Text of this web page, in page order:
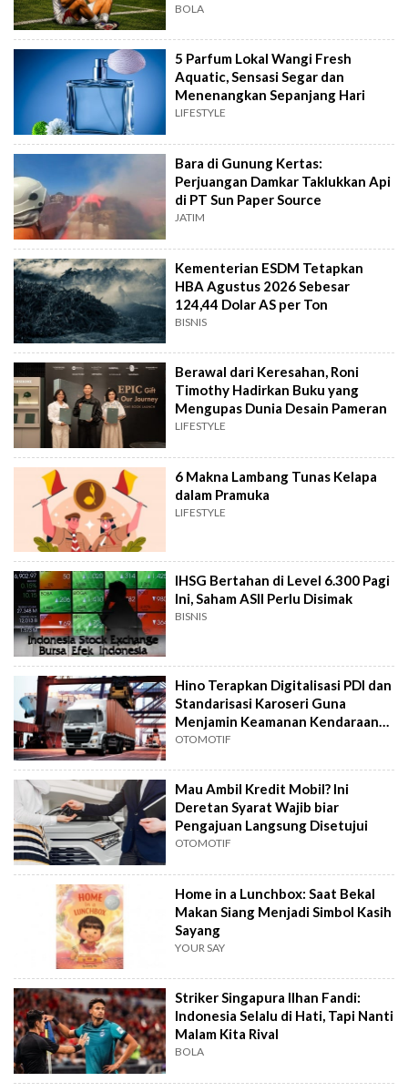
BOLA
5 Parfum Lokal Wangi Fresh
Aquatic, Sensasi Segar dan
Menenangkan Sepanjang Hari
LIFESTYLE
Bara di Gunung Kertas:
Perjuangan Damkar Taklukkan Api
di PT Sun Paper Source
JATIM
Kementerian ESDM Tetapkan
HBA Agustus 2026 Sebesar
124,44 Dolar AS per Ton
BISNIS
Berawal dari Keresahan, Roni
Timothy Hadirkan Buku yang
Mengupas Dunia Desain Pameran
LIFESTYLE
6 Makna Lambang Tunas Kelapa
dalam Pramuka
LIFESTYLE
IHSG Bertahan di Level 6.300 Pagi
Ini, Saham ASII Perlu Disimak
BISNIS
Hino Terapkan Digitalisasi PDI dan
Standarisasi Karoseri Guna
Menjamin Keamanan Kendaraan
Niaga
OTOMOTIF
Mau Ambil Kredit Mobil? Ini
Deretan Syarat Wajib biar
Pengajuan Langsung Disetujui
OTOMOTIF
Home in a Lunchbox: Saat Bekal
Makan Siang Menjadi Simbol Kasih
Sayang
YOUR SAY
Striker Singapura Ilhan Fandi:
Indonesia Selalu di Hati, Tapi Nanti
Malam Kita Rival
BOLA